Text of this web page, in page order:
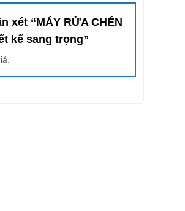
xét “MÁY RỬA CHÉN
kế sang trọng”